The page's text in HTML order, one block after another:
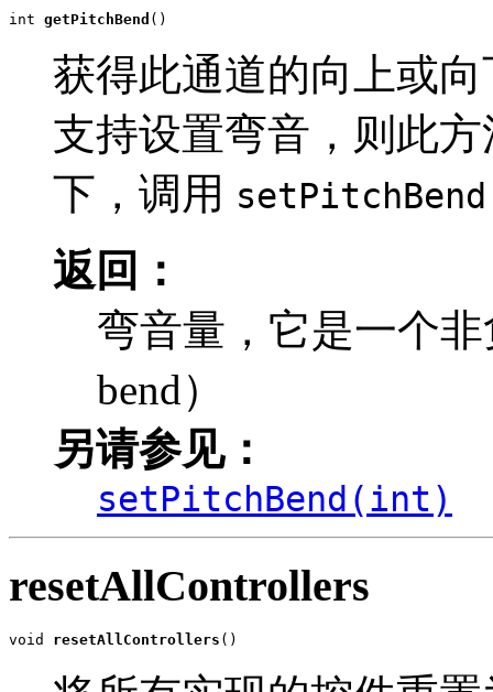
int getPitchBend ()
获得此通道的向上或
支持设置弯音，则此
下，调用 setPitchBend
返回：
弯音量，它是一个
bend）
另请参见：
setPitchBend(int)
resetAllControllers
void resetAllControllers ()